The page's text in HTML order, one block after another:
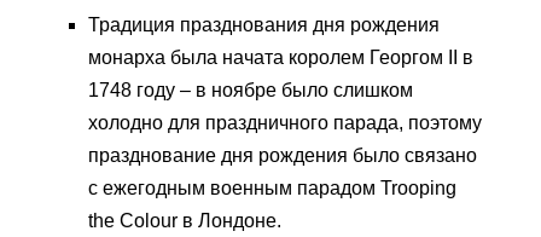
Традиция празднования дня рождения
монарха была начата королем Георгом II в
1748 году – в ноябре было слишком
холодно для праздничного парада, поэтому
празднование дня рождения было связано
с ежегодным военным парадом Trooping
the Colour в Лондоне.